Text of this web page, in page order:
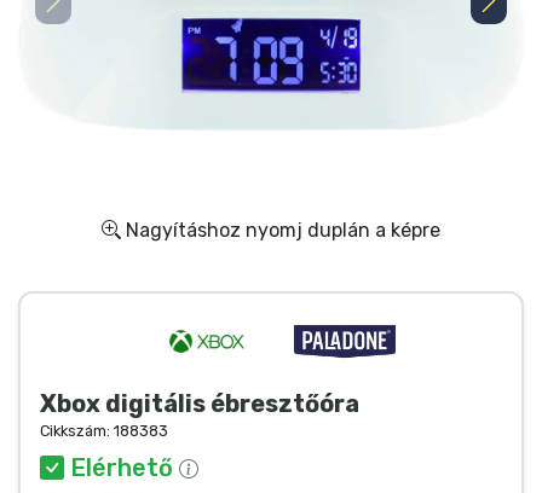
Nagyításhoz nyomj duplán a képre
Xbox digitális ébresztőóra
Cikkszám: 188383
Elérhető
Ajándékkártya
Szállítás és fizetés
Sorozatos cuccok
Animés cuccok
Gamer cuccok
Sportos cuccok